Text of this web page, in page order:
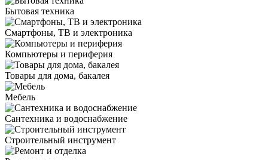
Бытовая техника
Смартфоны, ТВ и электроника
Компьютеры и периферия
Товары для дома, бакалея
Мебель
Сантехника и водоснабжение
Строительный инструмент